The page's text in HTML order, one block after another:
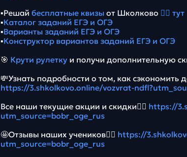
▪️Решай бесплатные квизы от Школково 👉🏻 тут
▪️Каталог заданий ЕГЭ и ОГЭ
▪️Варианты заданий ЕГЭ и ОГЭ
▪️Конструктор вариантов заданий ЕГЭ и ОГЭ
🎯 Крути рулетку и получи дополнительную
💸Узнать подробности о том, как сэкономить
https://3.shkolkovo.online/vozvrat-
Все наши текущие акции и скидки👉🏻 https://
utm_source=bobr_oge_rus
🤩Отзывы наших учеников👉🏻 https://
utm_source=bobr_oge_rus